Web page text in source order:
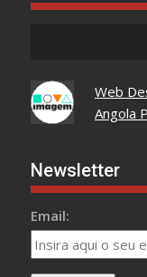
Web
Angola
Newsletter
Email: